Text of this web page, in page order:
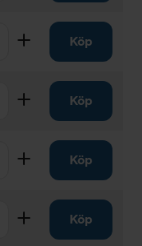
Lägg tillKöp
Lägg tillKöp
Lägg tillKöp
Lägg tillKöp